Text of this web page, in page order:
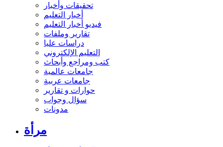
تحقيقات وأخبار
أخبار التعليم
فيديو أخبار التعليم
تقارير وملفات
دراسات عليا
التعليم الإلكتروني
كتب ومراجع وأبحاث
جامعات عالمية
جامعات عربية
حوارات و تقارير
سؤال وجواب
مدونات
مرأة